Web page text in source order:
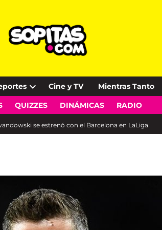
Open
dropdown
Cine y TV Mientras Tanto
QUIZZES DINÁMICAS RADIO
se estrenó con el Barcelona en LaLiga